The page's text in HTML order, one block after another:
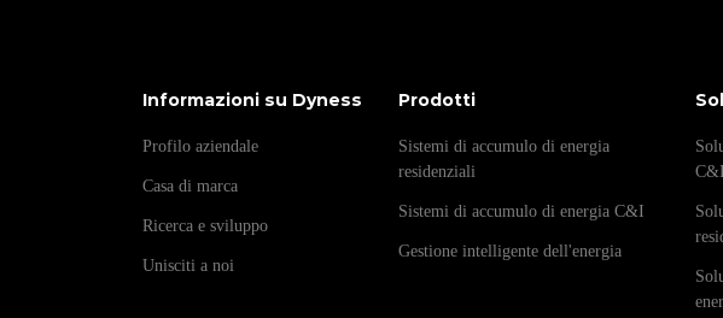
Informazioni su Dyness
Profilo aziendale
Casa di marca
Ricerca e sviluppo
Unisciti a noi
Prodotti
Sistemi di accumulo di energia
residenziali
Sistemi di accumulo di energia C&I
Gestione intelligente dell'energia
C&I